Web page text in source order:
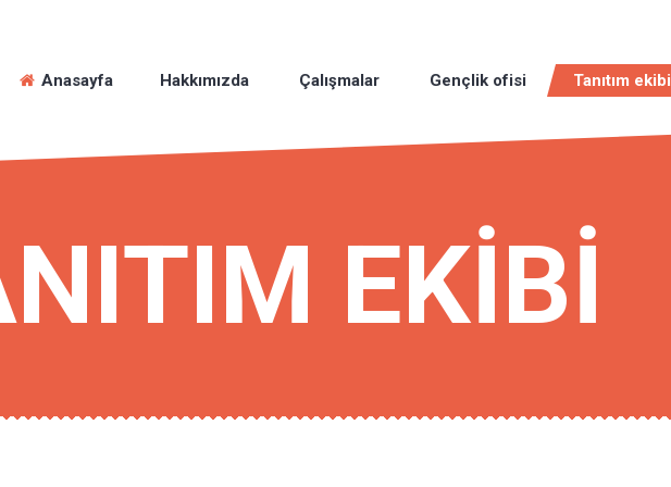
Anasayfa Hakkımızda Çalışmalar Gençlik ofisi Tanıtım ekibi
EKİBİ